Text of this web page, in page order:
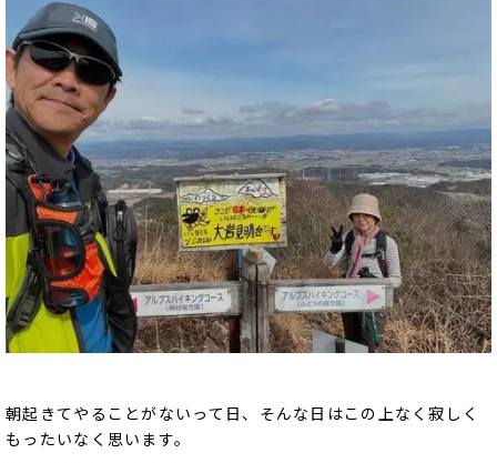
朝起きてやることがないって日、そんな日はこの上なく寂しく
もったいなく思います。